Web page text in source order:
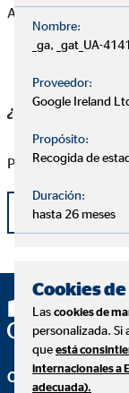
Autodidacta
¿Cuál es tu
Promocionar a
OVB Allfinanz
Nombre:
_ga, _gat_UA-
Proveedor:
Google Ireland
Propósito:
Recogida de
Duración:
hasta 26 meses
Cookies
Las cookies de
personalizada. Si
que está
internacionales a
adecuada).